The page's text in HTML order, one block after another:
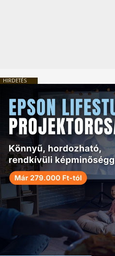
HIRDETÉS